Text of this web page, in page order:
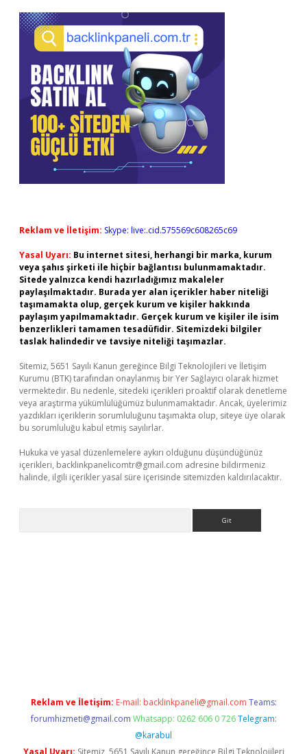
Reklam ve İletişim: Skype: live:.cid.575569c608265c69
Yasal Uyarı: Bu internet sitesi, herhangi bir marka, kurum
veya şahıs şirketi ile hiçbir bağlantısı bulunmamaktadır.
Sitede yalnızca kendi hazırladığımız makaleler
paylaşılmaktadır. Burada yer alan içerikler haber niteliği
taşımamakta olup, gerçek kurum ve kişiler hakkında
paylaşım yapılmamaktadır. Gerçek kurum ve kişiler ile isim
benzerlikleri tamamen tesadüfidir. Sitemizdeki bilgiler
taslak halindedir ve tavsiye niteliği taşımazlar.
Sitemiz, 5651 Sayılı Kanun gereğince Bilgi Teknolojileri ve İletişim
Kurumu (BTK) tarafından onaylanmış bir Yer Sağlayıcı olarak hizmet
vermektedir. Bu nedenle, sitedeki içerikleri proaktif olarak denetleme
veya araştırma yükümlülüğümüz bulunmamaktadır. Ancak, üyelerimiz
yazdıkları içeriklerin sorumluluğunu taşımakta olup, siteye üye olarak
bu sorumluluğu kabul etmiş sayılırlar.
Hukuka ve yasal düzenlemelere aykırı olduğunu düşündüğünüz
içerikleri, backlinkpanelicomtr@gmail.com adresine bildirmeniz
halinde, ilgili içerikler yasal süre içerisinde sitemizden kaldırılacaktır.
Reklam ve İletişim: E-mail: backlinkpaneli@gmail.com Teams:
forumhizmeti@gmail.com Whatsapp: 0262 606 0 726 Telegram:
@karabul
Yasal Uyarı: Sitemiz, 5651 Sayılı Kanun gereğince Bilgi Teknolojileri